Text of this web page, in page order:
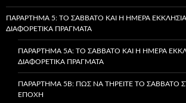
ΠΑΡΆΡΤΗΜΑ 5: ΤΟ ΣΆΒΒΑΤΟ ΚΑΙ Η ΗΜΈΡΑ
ΔΙΑΦΟΡΕΤΙΚΆ ΠΡΆΓΜΑΤΑ
ΠΑΡΆΡΤΗΜΑ 5A: ΤΟ ΣΆΒΒΑΤΟ ΚΑΙ Η ΗΜΈΡΑ
ΔΙΑΦΟΡΕΤΙΚΆ ΠΡΆΓΜΑΤΑ
ΠΑΡΆΡΤΗΜΑ 5B: ΠΏΣ ΝΑ ΤΗΡΕΊΤΕ ΤΟ ΣΆΒΒΑΤΟ
ΕΠΟΧΉ